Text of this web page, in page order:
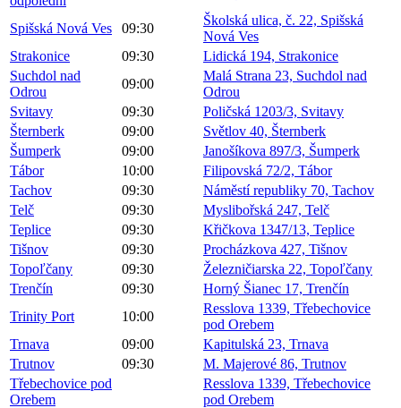
Spišská Nová Ves 09:30
Školská ulica, č. 22, Spišská
Nová Ves
Strakonice
09:30
Lidická 194, Strakonice
Suchdol nad
Odrou
09:00
Malá Strana 23, Suchdol nad
Odrou
Svitavy
09:30
Poličská 1203/3, Svitavy
Šternberk
09:00
Světlov 40, Šternberk
Šumperk
09:00
Janošíkova 897/3, Šumperk
Tábor
10:00
Filipovská 72/2, Tábor
Tachov
09:30
Náměstí republiky 70, Tachov
Telč
09:30
Myslibořská 247, Telč
Teplice
09:30
Křičkova 1347/13, Teplice
Tišnov
09:30
Procházkova 427, Tišnov
Topoľčany
09:30
Železničiarska 22, Topoľčany
Trenčín
09:30
Horný Šianec 17, Trenčín
Trinity Port
10:00
Resslova 1339, Třebechovice
pod Orebem
Trnava
09:00
Kapitulská 23, Trnava
Trutnov
09:30
M. Majerové 86, Trutnov
Třebechovice pod
Orebem
Resslova 1339, Třebechovice
pod Orebem